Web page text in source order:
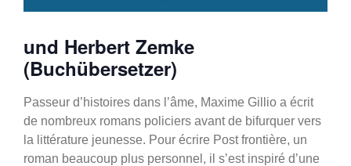
und Herbert Zemke
(Buchübersetzer)
Passeur d’histoires dans l’âme, Maxime Gillio a écrit
de nombreux romans policiers avant de bifurquer vers
la littérature jeunesse. Pour écrire Post frontière, un
roman beaucoup plus personnel, il s’est inspiré d’une